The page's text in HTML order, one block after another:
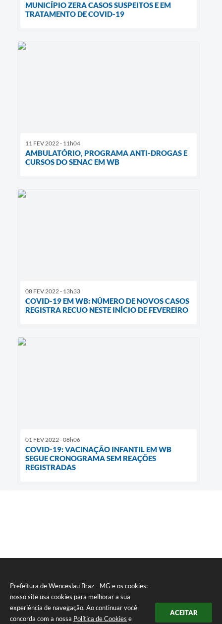
Prefeitura de Wenceslau Braz - MG e os cookies:
nosso site usa cookies para melhorar a sua
experiência de navegação. Ao continuar você
concorda com a nossa Política de Cookies e
ACEITAR
MUNICÍPIO ZERA CASOS SUSPEITOS E EM
TRATAMENTO DE COVID-19
11 FEV 2022 - 11h04
AMBULATÓRIO, PROGRAMA ANTI-DROGAS E
CURSOS DO SENAC EM WB
08 FEV 2022 - 13h33
COVID-19 EM WB: NÚMERO DE NOVOS CASOS
REGISTRA RECUO NESTE INÍCIO DE FEVEREIRO
01 FEV 2022 - 08h06
COVID-19: VACINAÇÃO INFANTIL EM WB
SEGUE CRONOGRAMA SEM REAÇÕES
REGISTRADAS